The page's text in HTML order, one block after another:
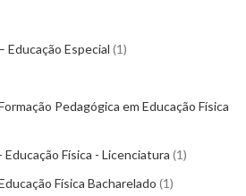
Educação Especial 1
Pedagógica em Educação Física
Física - Licenciatura 1
Física Bacharelado 1